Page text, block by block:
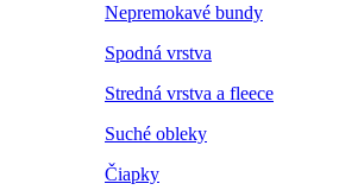
Nepremokavé bundy
Spodná vrstva
Stredná vrstva a fleece
Suché obleky
Čiapky